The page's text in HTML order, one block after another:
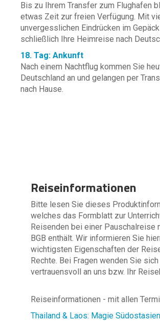
Bis zu Ihrem Transfer zum Flughafen
etwas Zeit zur freien Verfügung. Mit
unvergesslichen Eindrücken im
schließlich Ihre Heimreise nach
18. Tag: Ankunft
Nach einem Nachtflug kommen Sie
Deutschland an und gelangen per
nach Hause.
Reiseinformationen
Bitte lesen Sie dieses
welches das Formblatt zur
Reisenden bei einer Pauschalreise
BGB enthält. Wir informieren Sie
wichtigsten Eigenschaften der
Rechte. Bei Fragen wenden Sie
vertrauensvoll an uns bzw. Ihr
Reiseinformationen - mit allen
Thailand & Laos: Magie